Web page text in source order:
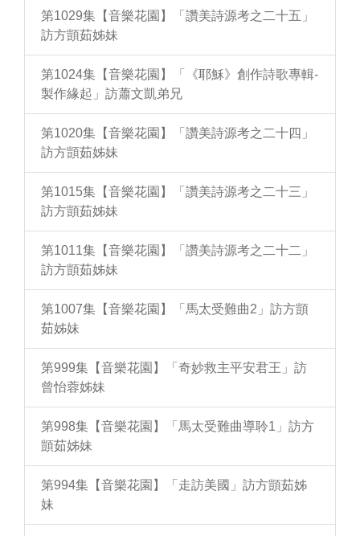
第1029集【音樂花園】「讚美詩源考之二十五」
訪方顗茹姊妹
第1024集【音樂花園】「《耶穌》創作詩歌專輯-
製作緣起」訪蕭文凱弟兄
第1020集【音樂花園】「讚美詩源考之二十四」
訪方顗茹姊妹
第1015集【音樂花園】「讚美詩源考之二十三」
訪方顗茹姊妹
第1011集【音樂花園】「讚美詩源考之二十二」
訪方顗茹姊妹
第1007集【音樂花園】「馬太受難曲2」訪方顗
茹姊妹
第999集【音樂花園】「奇妙救主平安君王」訪
曾怡蓉姊妹
第998集【音樂花園】「馬太受難曲導聆1」訪方
顗茹姊妹
第994集【音樂花園】「走訪美國」訪方顗茹姊
妹